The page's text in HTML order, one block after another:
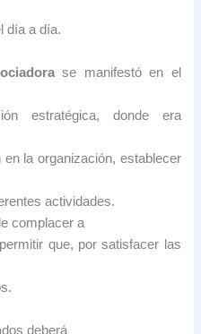
día a día.
se manifestó en el
estratégica, donde era
la organización, establecer
actividades.
complacer a
que, por satisfacer las
deberá